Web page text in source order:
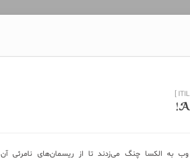
به الکسا چنگ می‌زدند تا از ریسمان‌های نامرئی